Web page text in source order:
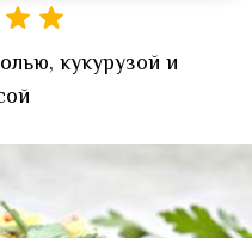
кукурузой и